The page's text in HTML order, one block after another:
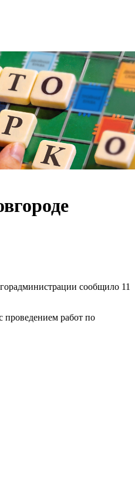
сообщило 11
проведением работ по